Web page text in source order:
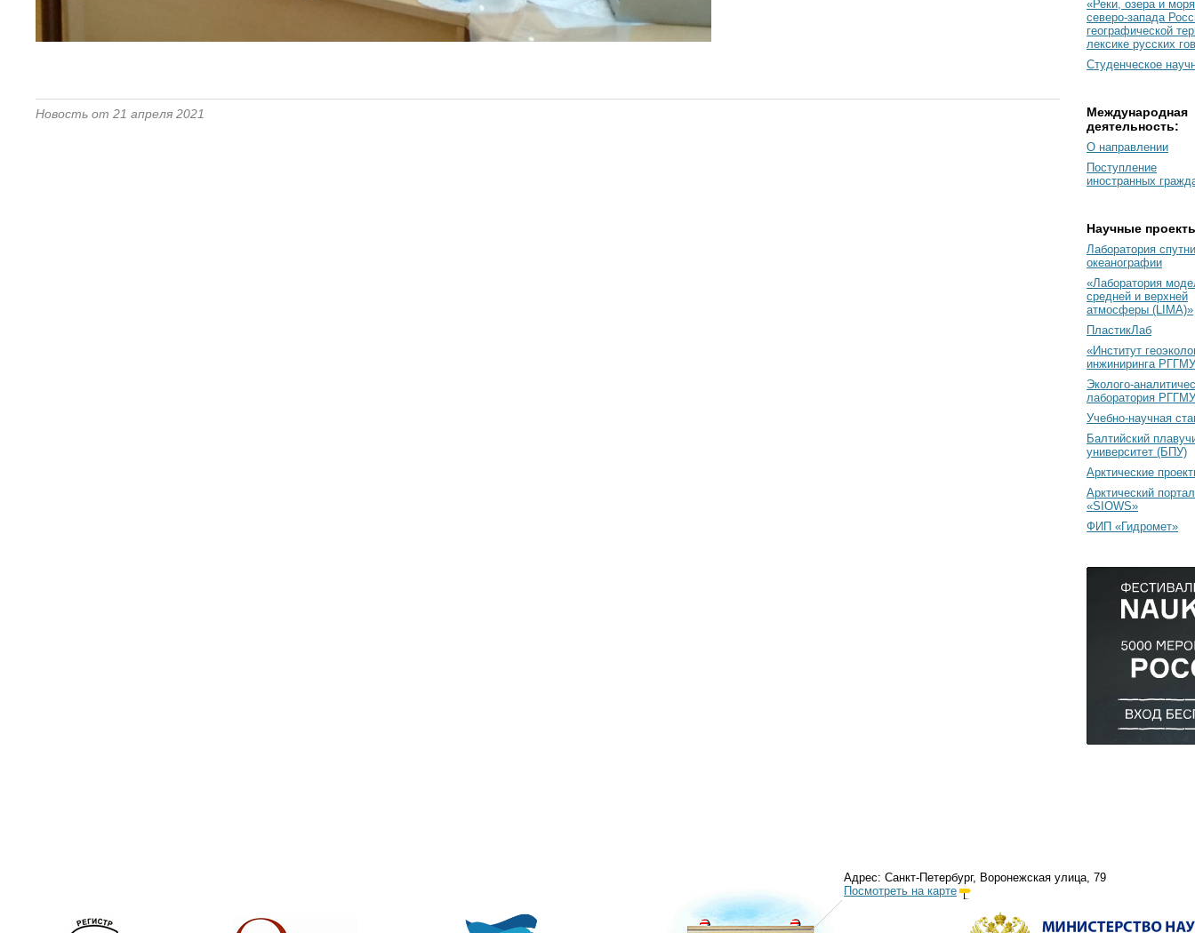
Новость от 21 апреля 2021
«Реки, озера и моря
северо-запада
географической
лексике русских
Студенческое
Международная
деятельность:
О направлении
Поступление
иностранных
Научные
Лаборатория
океанографии
«Лаборатория
средней и верхней
атмосферы (LIMA)»
ПластикЛаб
«Институт
инжиниринга
Эколого-
лаборатория РГГМУ
Учебно-научная
Балтийский
университет (БПУ)
Арктические
Арктический портал
«SIOWS»
ФИП «Гидромет»
Адрес: Санкт-Петербург, Воронежская улица, 79
Посмотреть на карте